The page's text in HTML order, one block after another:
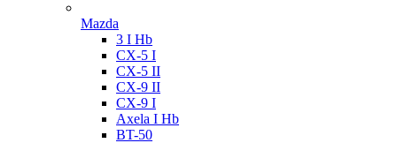
Mazda
3 I Hb
CX-5 I
CX-5 II
CX-9 II
CX-9 I
Axela I Hb
BT-50